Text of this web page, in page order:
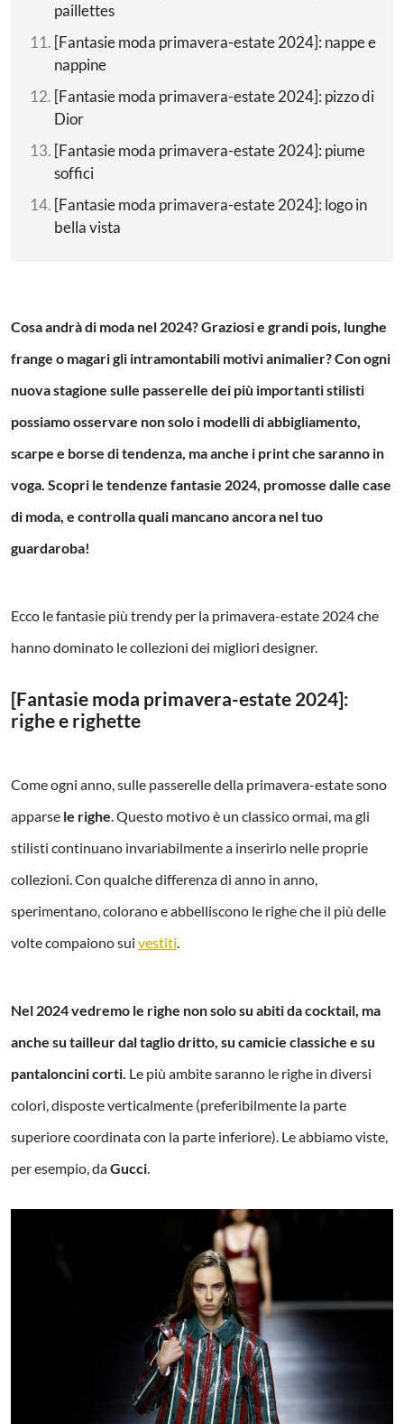
paillettes
[Fantasie moda primavera-estate 2024]: nappe e
nappine
[Fantasie moda primavera-estate 2024]: pizzo di
Dior
[Fantasie moda primavera-estate 2024]: piume
soffici
[Fantasie moda primavera-estate 2024]: logo in
bella vista
Cosa andrà di moda nel 2024? Graziosi e grandi pois, lunghe
frange o magari gli intramontabili motivi animalier? Con ogni
nuova stagione sulle passerelle dei più importanti stilisti
possiamo osservare non solo i modelli di abbigliamento,
scarpe e borse di tendenza, ma anche i print che saranno in
voga. Scopri le tendenze fantasie 2024, promosse dalle case
di moda, e controlla quali mancano ancora nel tuo
guardaroba!
Ecco le fantasie più trendy per la primavera-estate 2024 che
hanno dominato le collezioni dei migliori designer.
[Fantasie moda primavera-estate 2024]:
righe e righette
Come ogni anno, sulle passerelle della primavera-estate sono
apparse le righe. Questo motivo è un classico ormai, ma gli
stilisti continuano invariabilmente a inserirlo nelle proprie
collezioni. Con qualche differenza di anno in anno,
sperimentano, colorano e abbelliscono le righe che il più delle
volte compaiono sui vestiti.
Nel 2024 vedremo le righe non solo su abiti da cocktail, ma
anche su tailleur dal taglio dritto, su camicie classiche e su
pantaloncini corti. Le più ambite saranno le righe in diversi
colori, disposte verticalmente (preferibilmente la parte
superiore coordinata con la parte inferiore). Le abbiamo viste,
per esempio, daGucci.